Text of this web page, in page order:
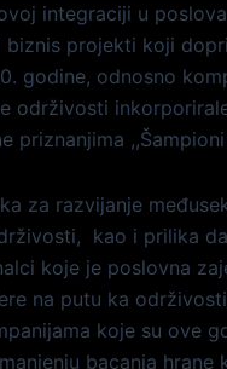
integraciji u
biznis projekti koji
godine, odnosno
održivosti
priznanjima ,,Šampioni
za razvijanje
kao i prilika
koje je poslovna
na putu ka
koje su ove
bacanja hrane